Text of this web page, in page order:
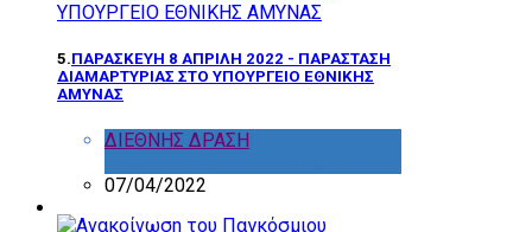
5.ΠΑΡΑΣΚΕΥΗ 8 ΑΠΡΙΛΗ 2022 - ΠΑΡΑΣΤΑΣΗ
ΔΙΑΜΑΡΤΥΡΙΑΣ ΣΤΟ ΥΠΟΥΡΓΕΙΟ ΕΘΝΙΚΗΣ
ΑΜΥΝΑΣ
ΔΙΕΘΝΗΣ ΔΡΑΣΗ
07/04/2022